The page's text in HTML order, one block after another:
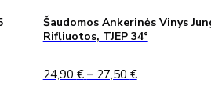
Šaudomos Ankerinės Vinys
Rifliuotos, TJEP 34°
24,90 € – 27,50 €Price